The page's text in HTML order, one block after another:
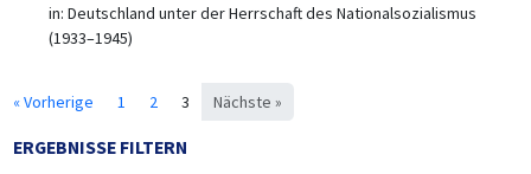
in: Deutschland unter der Herrschaft des Nationalsozialismus
(1933–1945)
« Vorherige 1 2 3 Nächste »
ERGEBNISSE FILTERN